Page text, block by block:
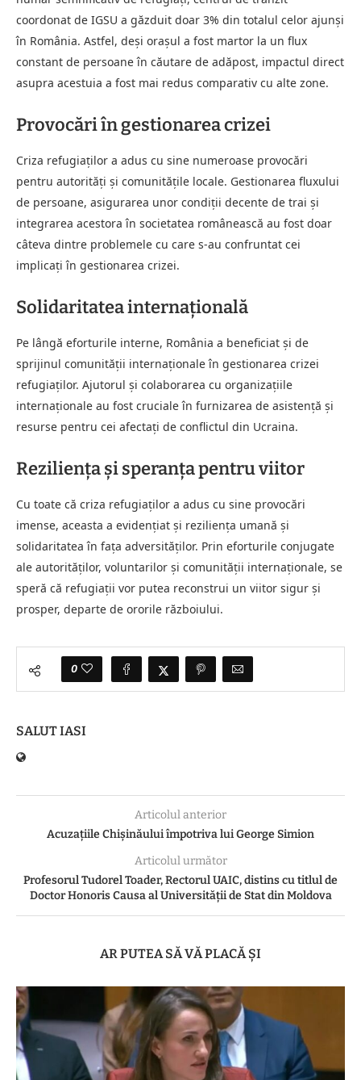
coordonat de IGSU a găzduit doar 3% din totalul celor ajunși
în România. Astfel, deși orașul a fost martor la un flux
constant de persoane în căutare de adăpost, impactul direct
asupra acestuia a fost mai redus comparativ cu alte zone.
Provocări în gestionarea crizei
Criza refugiaților a adus cu sine numeroase provocări
pentru autorități și comunitățile locale. Gestionarea fluxului
de persoane, asigurarea unor condiții decente de trai și
integrarea acestora în societatea românească au fost doar
câteva dintre problemele cu care s-au confruntat cei
implicați în gestionarea crizei.
Solidaritatea internațională
Pe lângă eforturile interne, România a beneficiat și de
sprijinul comunității internaționale în gestionarea crizei
refugiaților. Ajutorul și colaborarea cu organizațiile
internaționale au fost cruciale în furnizarea de asistență și
resurse pentru cei afectați de conflictul din Ucraina.
Reziliența și speranța pentru viitor
Cu toate că criza refugiaților a adus cu sine provocări
imense, aceasta a evidențiat și reziliența umană și
solidaritatea în fața adversităților. Prin eforturile conjugate
ale autorităților, voluntarilor și comunității internaționale, se
speră că refugiații vor putea reconstrui un viitor sigur și
prosper, departe de ororile războiului.
0
SALUT IASI
Articolul anterior
Acuzațiile Chișinăului împotriva lui George Simion
Articolul următor
Profesorul Tudorel Toader, Rectorul UAIC, distins cu titlul de
Doctor Honoris Causa al Universității de Stat din Moldova
AR PUTEA SĂ VĂ PLACĂ ȘI